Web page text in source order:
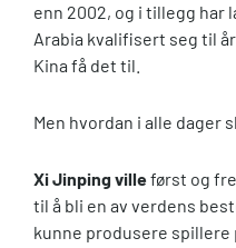
enn 2002, og i tillegg har
Arabia kvalifisert seg til
Kina få det til.
Men hvordan i alle dager
Xi Jinping villeførst og
til å bli en av verdens
kunne produsere spillere